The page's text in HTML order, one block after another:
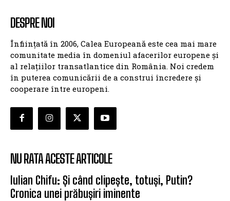
DESPRE NOI
Înființată în 2006, Calea Europeană este cea mai mare
comunitate media în domeniul afacerilor europene și
al relațiilor transatlantice din România. Noi credem
în puterea comunicării de a construi încredere și
cooperare între europeni.
NU RATA ACESTE ARTICOLE
Iulian Chifu: Și când clipește, totuși, Putin?
Cronica unei prăbușiri iminente